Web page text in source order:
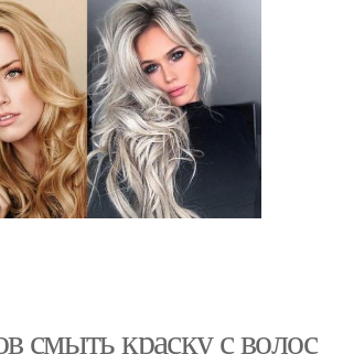
смыть краску с волос